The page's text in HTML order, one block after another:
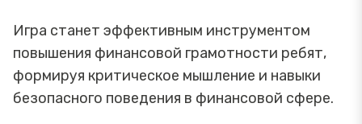
Игра станет эффективным инструментом
повышения финансовой грамотности ребят,
формируя критическое мышление и навыки
безопасного поведения в финансовой сфере.